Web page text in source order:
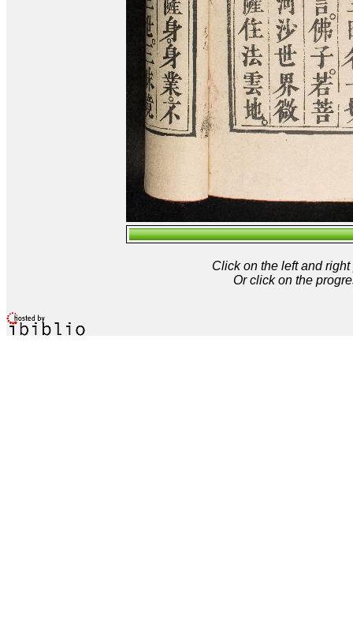
Click on the left and
Or click on the